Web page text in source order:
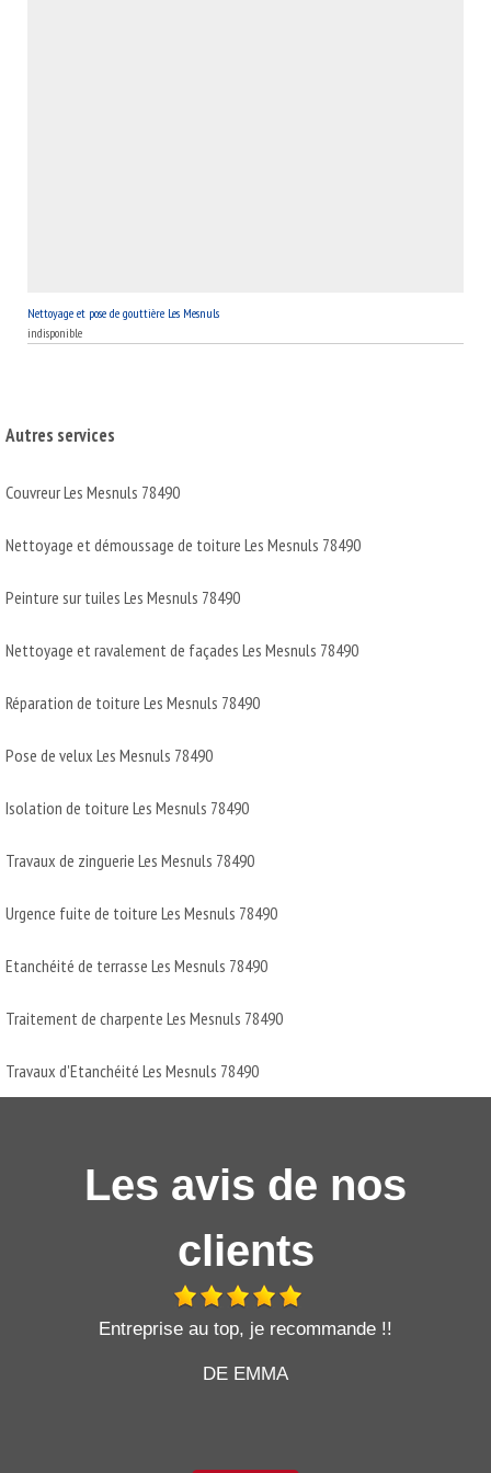
Nettoyage et pose de gouttière Les Mesnuls
indisponible
Autres services
Couvreur Les Mesnuls 78490
Nettoyage et démoussage de toiture Les Mesnuls 78490
Peinture sur tuiles Les Mesnuls 78490
Nettoyage et ravalement de façades Les Mesnuls 78490
Réparation de toiture Les Mesnuls 78490
Pose de velux Les Mesnuls 78490
Isolation de toiture Les Mesnuls 78490
Travaux de zinguerie Les Mesnuls 78490
Urgence fuite de toiture Les Mesnuls 78490
Etanchéité de terrasse Les Mesnuls 78490
Traitement de charpente Les Mesnuls 78490
Travaux d'Etanchéité Les Mesnuls 78490
Les avis de nos
clients
Entreprise au top, je recommande !!
DE EMMA